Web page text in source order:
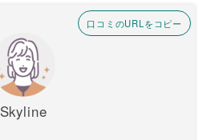
Skyline
口コミのURLをコピー